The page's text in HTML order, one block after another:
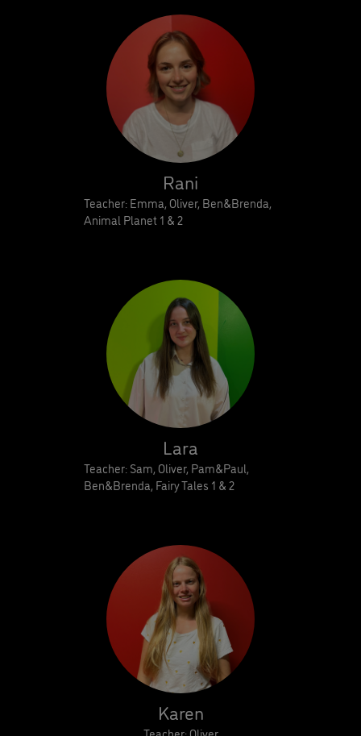
Rani
Teacher: Emma, Oliver, Ben&Brenda,
Animal Planet 1 & 2
Lara
Teacher: Sam, Oliver, Pam&Paul,
Ben&Brenda, Fairy Tales 1 & 2
Karen